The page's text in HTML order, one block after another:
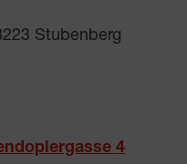
Stubenberg
4